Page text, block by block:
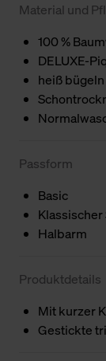
Material und
100 %
DELUXE-
heiß bügeln
Passform
Basic
Halbarm
Produktdetails
Mit kurzer
Gestickte